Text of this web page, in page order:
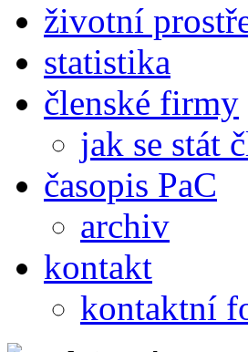
životní
statistika
členské firmy
jak se stát
časopis PaC
archiv
kontakt
kontaktní